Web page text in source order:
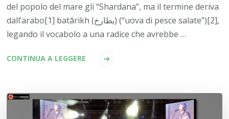
del popolo del mare gli “Shardana”, ma il termine deriva
dall’arabo[1] batārikh (بطارخ) (“uova di pesce salate”)[2],
legando il vocabolo a una radice che avrebbe …
CONTINUA A LEGGERE